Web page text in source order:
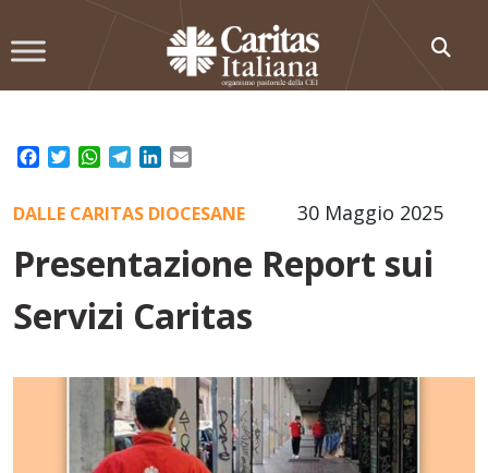
to
Facebook
TwitterWhatsApp
TelegramLinkedIn
30 Maggio 2025
DALLE CARITAS DIOCESANE
Presentazione Report sui
Servizi Caritas